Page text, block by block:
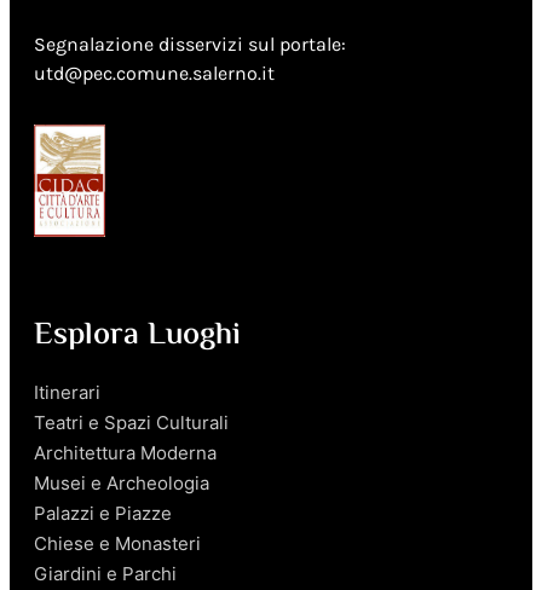
Segnalazione disservizi sul portale:
utd@pec.comune.salerno.it
Esplora Luoghi
Itinerari
Teatri e Spazi Culturali
Architettura Moderna
Musei e Archeologia
Palazzi e Piazze
Chiese e Monasteri
Giardini e Parchi